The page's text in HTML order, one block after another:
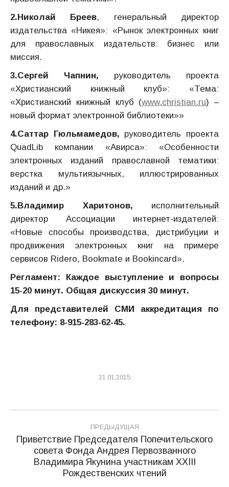
2.Николай Бреев, генеральный директор
издательства «Никея»: «Рынок электронных книг
для православных издательств: бизнес или
миссия.
3.Сергей Чапнин, руководитель проекта
«Христианский книжный клуб»: «Тема:
«Христианский книжный клуб (www.christian.ru) –
новый формат электронной библиотеки»»
4.Саттар Гюльмамедов, руководитель проекта
QuadLib компании «Авирса»: «Особенности
электронных изданий православной тематики:
верстка мультиязычных, иллюстрированных
изданий и др.»
5.Владимир Харитонов, исполнительный
директор Ассоциации интернет-издателей:
«Новые способы производства, дистрибуции и
продвижения электронных книг на примере
сервисов Ridero, Bookmate и Bookincard».
Регламент: Каждое выступление и вопросы
15-20 минут. Общая дискуссия 30 минут.
Для представителей СМИ аккредитация по
телефону: 8-915-283-62-45.
21.01.2015
Навигация
по
записям
ПРЕДЫДУЩАЯ
Предыдущая
запись:
Приветствие Председателя Попечительского
совета Фонда Андрея Первозванного
Владимира Якунина участникам ХХIII
Рождественских чтений